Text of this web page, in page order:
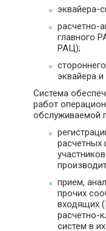
эквайера-
расчетно-
главного
РАЦ);
эквайера и
Система
работ
обслуживаемой
расчетных
прием,
прочих
входящих
расчетно-
систем в